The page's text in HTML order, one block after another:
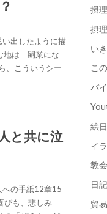
出したように描
地は 嗣業にな
、こういうシー
と共に泣
への手紙12章15
びも、悲しみ
摂
摂
い
こ
バ
絵
イ
教
日記
貿